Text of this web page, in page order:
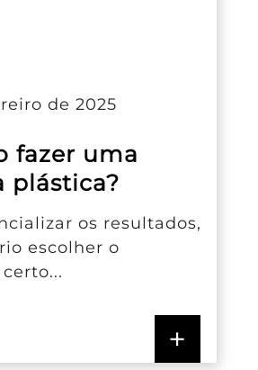
de 2025
fazer uma
plástica?
os resultados,
escolher o
+